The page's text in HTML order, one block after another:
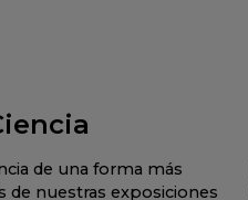
de una forma más
de nuestras exposiciones